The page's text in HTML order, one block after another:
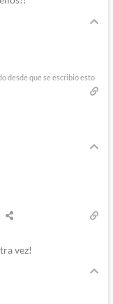
desde que se escribió esto
vez!